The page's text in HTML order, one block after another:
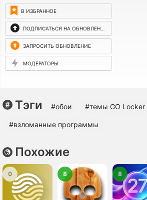
В ИЗБРАННОЕ
ПОДПИСАТЬСЯ НА ОБНОВЛЕНИЯ
ЗАПРОСИТЬ ОБНОВЛЕНИЕ
МОДЕРАТОРЫ
Тэги #обои #темы GO Locker
#взломанные программы
Похожие
0 8 8